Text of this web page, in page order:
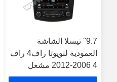
9.7'' تيسلا الشاشة
العمودية لتويوتا راف4 راف
4 2006-2012 مشغل
الوسائط المتعددة